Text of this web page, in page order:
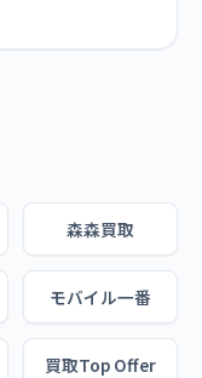
森森買取
モバイル一番
買取Top Offer